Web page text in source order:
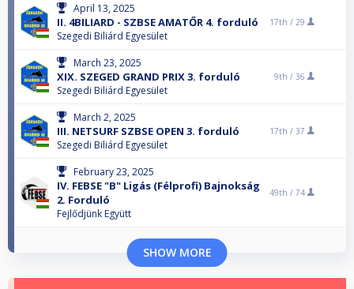
April 13, 2025
II. 4BILIARD - SZBSE AMATŐR 4. forduló
Szegedi Biliárd Egyesület
17th / 29
March 23, 2025
XIX. SZEGED GRAND PRIX 3. forduló
Szegedi Biliárd Egyesület
9th / 36
March 2, 2025
III. NETSURF SZBSE OPEN 3. forduló
Szegedi Biliárd Egyesület
17th / 37
February 23, 2025
IV. FEBSE "B" Ligás (Félprofi) Bajnokság
2. Forduló
Fejlődjünk Együtt
49th / 74
SHOW MORE